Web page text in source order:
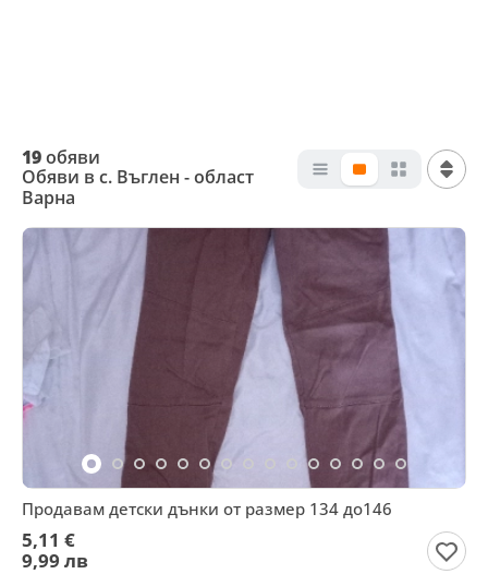
19обяви
Обяви в с. Въглен - област
Варна
Продавам детски дънки от размер 134 до146
5,11 €
9,99 лв